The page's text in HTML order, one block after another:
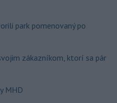
park pomenovaný po
zákazníkom, ktorí sa pár
MHD